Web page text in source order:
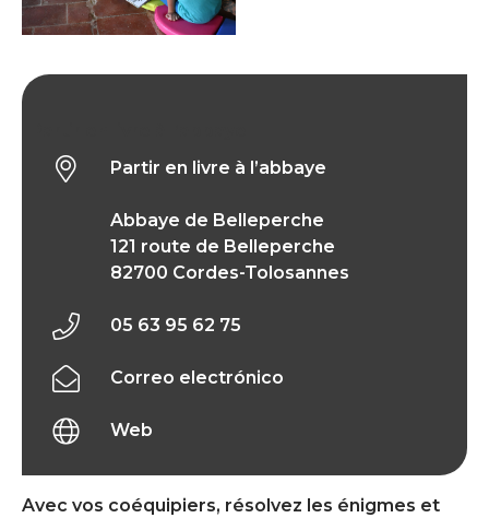
Avec vos coéquipiers, résolvez les énigmes et
Partir en livre à l’abbaye
Abbaye de Belleperche
121 route de Belleperche
82700 Cordes-Tolosannes
05 63 95 62 75
Correo electrónico
Web